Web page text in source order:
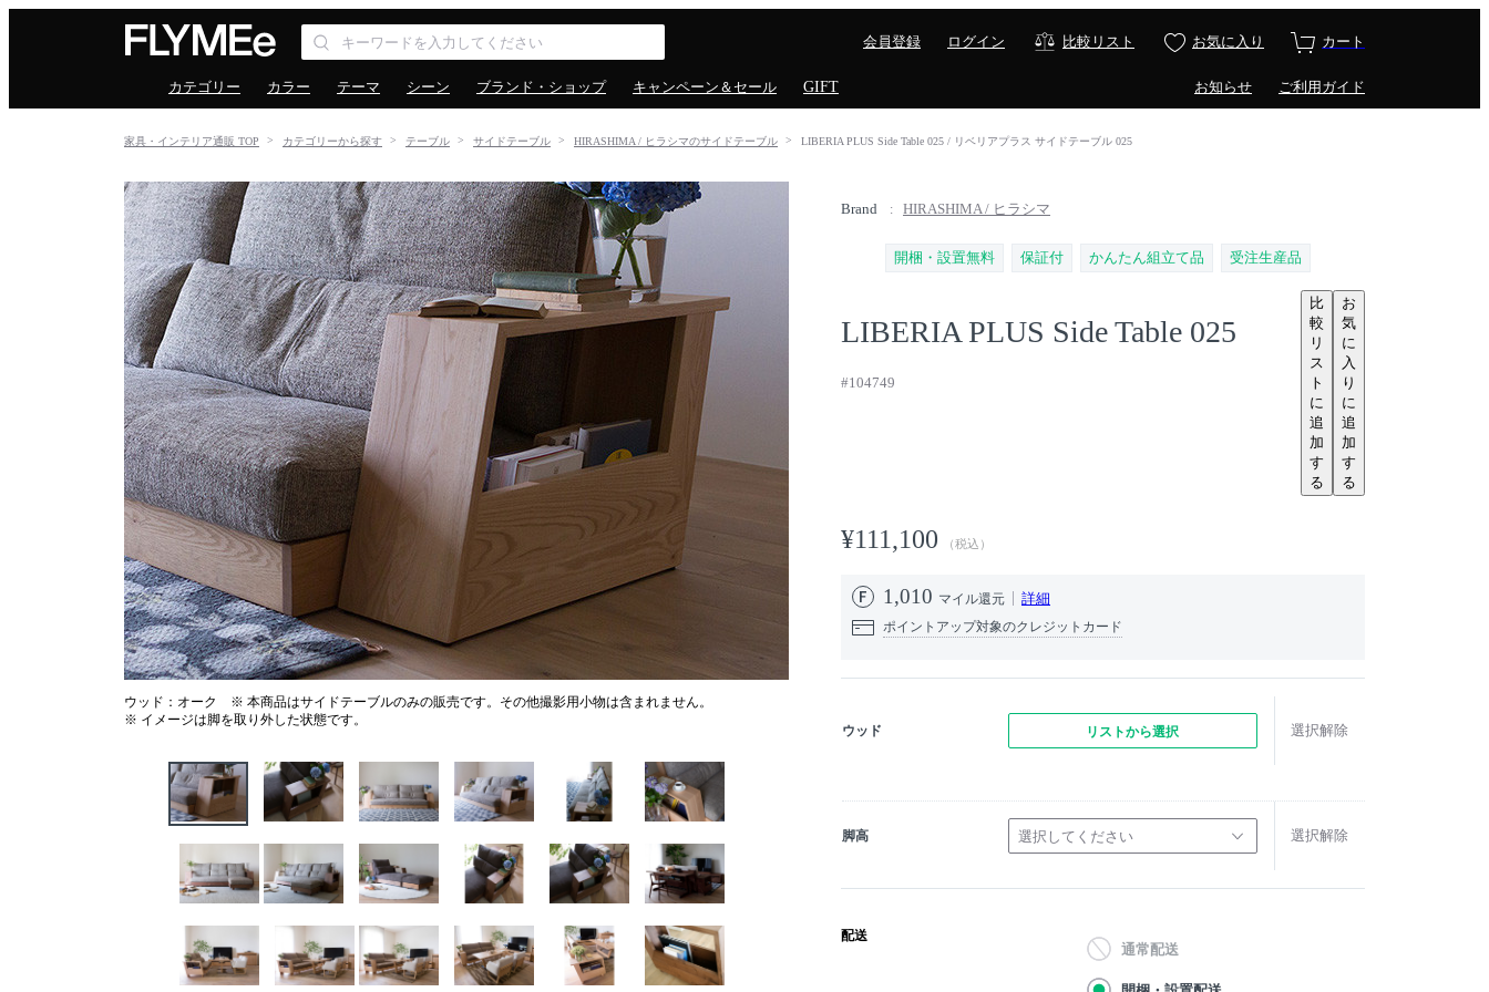
会員登録 ログイン 比較リスト お気に入り カート
カテゴリー カラー テーマ シーン ブランド・ショップ キャンペーン＆セール GIFT お知らせ ご利用ガイド
家具・インテリア通販 TOP カテゴリーから探す テーブル サイドテーブル HIRASHIMA / ヒラシマのサイドテーブル LIBERIA PLUS Side Table 025 / リベリアプラス サイドテーブル 025
Brand HIRASHIMA / ヒラシマ
開梱・設置無料 保証付 かんたん組立て品 受注生産品
LIBERIA PLUS Side Table 025
#104749
比
較
リ
ス
ト
に
追
加
す
る
お
気
に
入
り
に
追
加
す
る
¥111,100 （税込）
1,010 マイル還元 詳細
ポイントアップ対象のクレジットカード
ウッド リストから選択 選択解除
脚高 選択してください 選択解除
配送
通常配送
ウッド：オーク ※ 本商品はサイドテーブルのみの販売です。その他撮影用小物は含まれません。
※ イメージは脚を取り外した状態です。